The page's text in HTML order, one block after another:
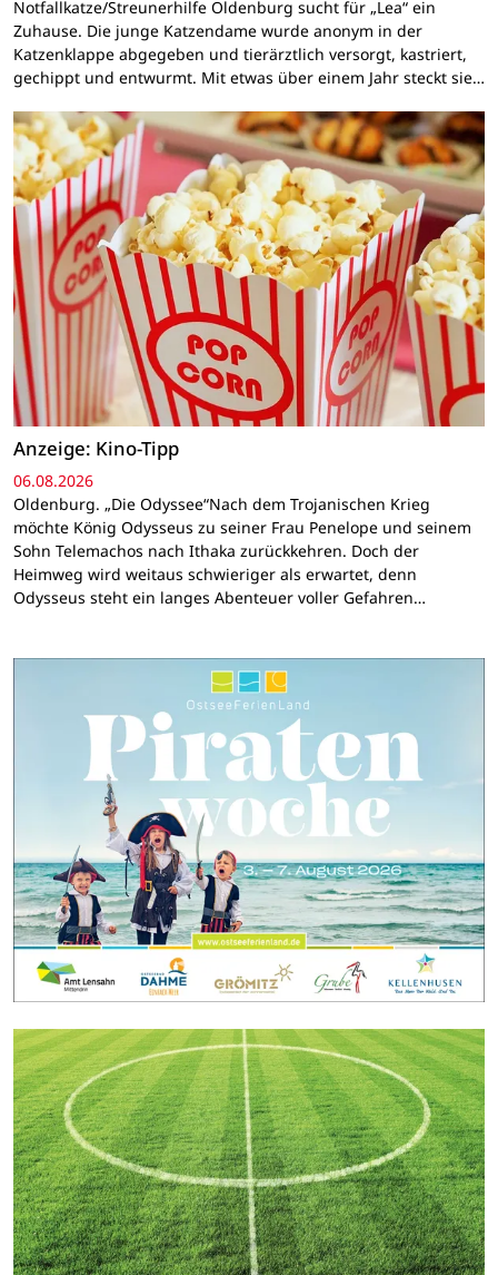
Notfallkatze/Streunerhilfe Oldenburg sucht für „Lea“ ein
Zuhause. Die junge Katzendame wurde anonym in der
Katzenklappe abgegeben und tierärztlich versorgt, kastriert,
gechippt und entwurmt. Mit etwas über einem Jahr steckt sie…
Anzeige: Kino-Tipp
06.08.2026
Oldenburg. „Die Odyssee“Nach dem Trojanischen Krieg
möchte König Odysseus zu seiner Frau Penelope und seinem
Sohn Telemachos nach Ithaka zurückkehren. Doch der
Heimweg wird weitaus schwieriger als erwartet, denn
Odysseus steht ein langes Abenteuer voller Gefahren…